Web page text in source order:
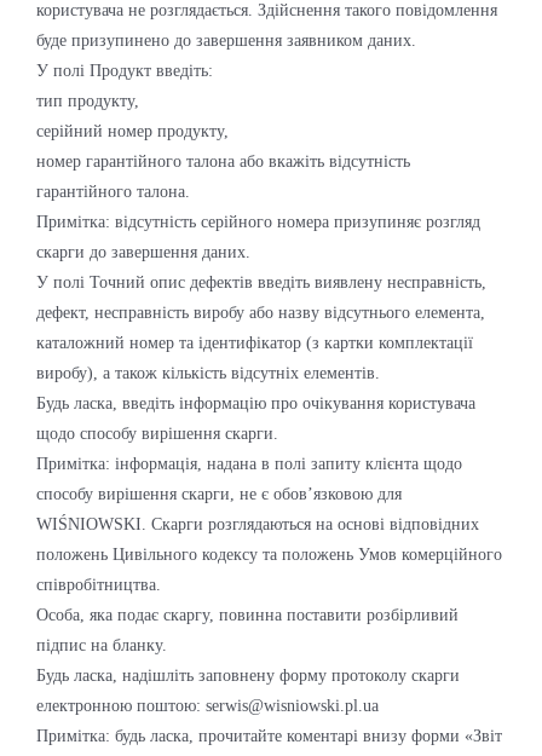
користувача не розглядається. Здійснення такого повідомлення
буде призупинено до завершення заявником даних.
У полі Продукт введіть:
тип продукту,
серійний номер продукту,
номер гарантійного талона або вкажіть відсутність
гарантійного талона.
Примітка: відсутність серійного номера призупиняє розгляд
скарги до завершення даних.
У полі Точний опис дефектів введіть виявлену несправність,
дефект, несправність виробу або назву відсутнього елемента,
каталожний номер та ідентифікатор (з картки комплектації
виробу), а також кількість відсутніх елементів.
Будь ласка, введіть інформацію про очікування користувача
щодо способу вирішення скарги.
Примітка: інформація, надана в полі запиту клієнта щодо
способу вирішення скарги, не є обов’язковою для
WIŚNIOWSKI. Скарги розглядаються на основі відповідних
положень Цивільного кодексу та положень Умов комерційного
співробітництва.
Особа, яка подає скаргу, повинна поставити розбірливий
підпис на бланку.
Будь ласка, надішліть заповнену форму протоколу скарги
електронною поштою: serwis@wisniowski.pl.ua
Примітка: будь ласка, прочитайте коментарі внизу форми «Звіт